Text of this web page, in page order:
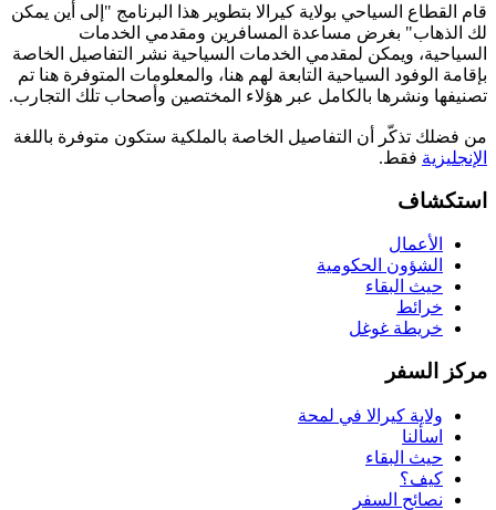
قام القطاع السياحي بولاية كيرالا بتطوير هذا البرنامج "إلى أين يمكن
لك الذهاب" بغرض مساعدة المسافرين ومقدمي الخدمات
السياحية، ويمكن لمقدمي الخدمات السياحية نشر التفاصيل الخاصة
بإقامة الوفود السياحية التابعة لهم هنا، والمعلومات المتوفرة هنا تم
تصنيفها ونشرها بالكامل عبر هؤلاء المختصين وأصحاب تلك التجارب.
من فضلك تذكّر أن التفاصيل الخاصة بالملكية ستكون متوفرة باللغة
الإنجليزية فقط.
استكشاف
الأعمال
الشؤون الحكومية
حيث البقاء
خرائط
خريطة غوغل
مركز السفر
ولاية كيرالا في لمحة
اسألنا
حيث البقاء
كيف؟
نصائح السفر